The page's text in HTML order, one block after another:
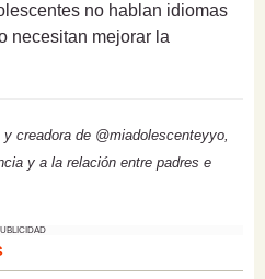
no hablan idiomas
necesitan mejorar la
creadora de @miadolescenteyyo,
y a la relación entre padres e